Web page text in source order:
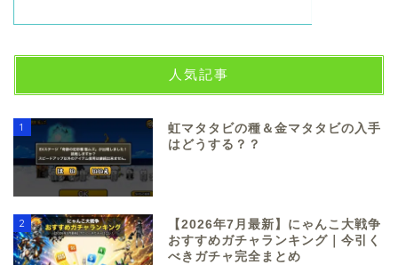
人気記事
1
虹マタタビの種＆金マタタビの入手
はどうする？？
2
【2026年7月最新】にゃんこ大戦争
おすすめガチャランキング｜今引く
べきガチャ完全まとめ